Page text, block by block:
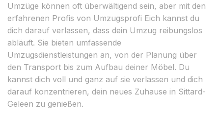
Umzüge können oft überwältigend sein, aber mit den
erfahrenen Profis von Umzugsprofi Eich kannst du
dich darauf verlassen, dass dein Umzug reibungslos
abläuft. Sie bieten umfassende
Umzugsdienstleistungen an, von der Planung über
den Transport bis zum Aufbau deiner Möbel. Du
kannst dich voll und ganz auf sie verlassen und dich
darauf konzentrieren, dein neues Zuhause in Sittard-
Geleen zu genießen.